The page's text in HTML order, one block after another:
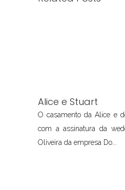
Alice e Stuart
O casamento da Alice e
com a assinatura da
Oliveira da empresa Do...